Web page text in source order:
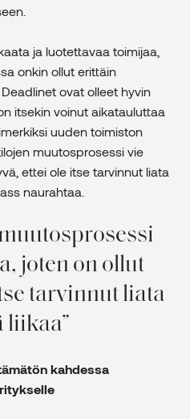
ja luotettavaa toimijaa,
onkin ollut erittäin
ovat olleet hyvin
itsekin voinut aikatauluttaa
uuden toimiston
muutosprosessi vie
ettei ole itse tarvinnut liata
naurahtaa.
joten on ollut
tarvinnut liata
liikaa
kahdessa